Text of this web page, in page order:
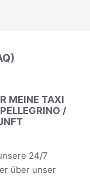
MEINE TAXI
/
24/7
über unser